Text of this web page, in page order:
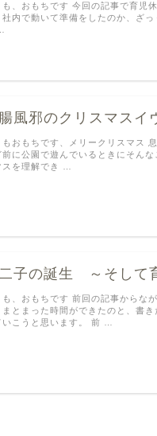
も、おもちです 今回の記事で育児
社内で動いて準備をしたのか、ざ
風邪のクリスマスイ
もおもちです、メリークリスマス
前に公園で遊んでいるときにそん
スを理解でき …
子の誕生 ～そして
も、おもちです 前回の記事からな
まとまった時間ができたのと、書
いこうと思います。 前 …